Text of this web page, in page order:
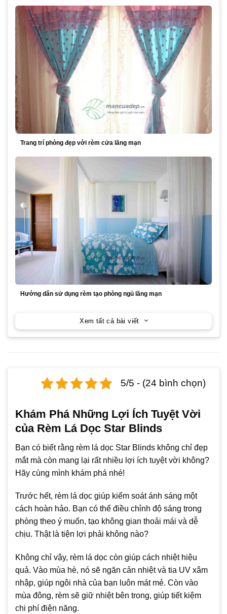
5/5 - (24 bình chọn)
Khám Phá Những Lợi Ích Tuyệt Vời
của Rèm Lá Dọc Star Blinds
Bạn có biết rằng rèm lá dọc Star Blinds không chỉ đẹp
mắt mà còn mang lại rất nhiều lợi ích tuyệt vời không?
Hãy cùng mình khám phá nhé!
Trước hết, rèm lá dọc giúp kiểm soát ánh sáng một
cách hoàn hảo. Bạn có thể điều chỉnh độ sáng trong
phòng theo ý muốn, tạo không gian thoải mái và dễ
chịu. Thật là tiện lợi phải không nào?
Không chỉ vậy, rèm lá dọc còn giúp cách nhiệt hiệu
quả. Vào mùa hè, nó sẽ ngăn cản nhiệt và tia UV xâm
nhập, giúp ngôi nhà của bạn luôn mát mẻ. Còn vào
mùa đông, rèm sẽ giữ nhiệt bên trong, giúp tiết kiệm
chi phí điện năng.
Trang trí phòng đẹp với rèm cửa lãng mạn
Hướng dẫn sử dụng rèm tạo phòng ngủ lãng mạn
Xem tất cả bài viết